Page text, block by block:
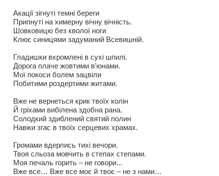
Акації зігнуті темні береги
Припнуті на химерну вічну вічність.
Шовковицю без кволої ноги
Клює синицями задуманий Всевишній.
Гладишки вхромлені в сухі шпилі.
Дорога плаче жовтими в’юнами.
Мої покоси болем зацвіли
Побитими роздертими житами.
Вже не вернеться крик твоїх колін
Й гріхами вибілена здобна рана.
Солодкий здиблений святий полин
Навіки згас в твоїх серцевих храмах.
Громами вдерлись тихі вечори.
Твоя сльоза мовчить в степах степами.
Моя печаль горить – не говори...
Вже все… Вже все моє й твоє – не з нами…